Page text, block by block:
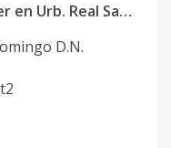
Apartamento 3Hab en Alquiler en Urb. Real Santo Domingo
D.N.